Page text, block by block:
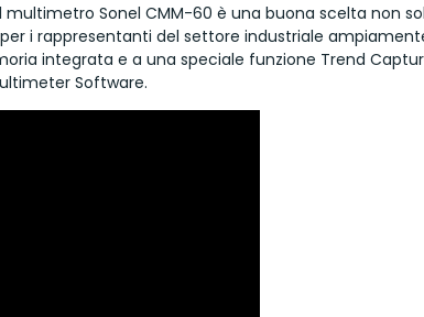
Sonel CMM-60 è una buona scelta non
i rappresentanti del settore industriale
integrata e a una speciale funzione Trend
Software.